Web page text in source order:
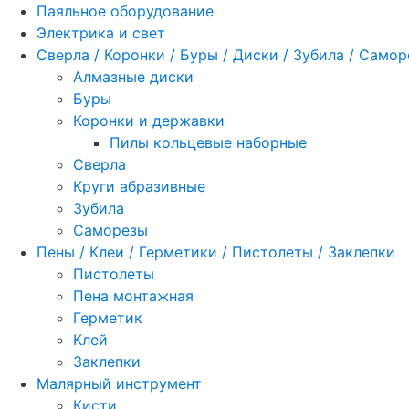
Паяльное оборудование
Электрика и свет
Сверла / Коронки / Буры / Диски / Зубила /
Алмазные диски
Буры
Коронки и державки
Пилы кольцевые наборные
Сверла
Круги абразивные
Зубила
Саморезы
Пены / Клеи / Герметики / Пистолеты / Заклепки
Пистолеты
Пена монтажная
Герметик
Клей
Заклепки
Малярный инструмент
Кисти